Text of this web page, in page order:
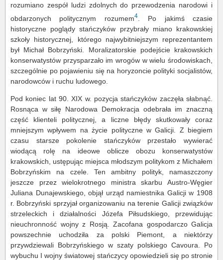
rozumiano zespół ludzi zdolnych do przewodzenia narodowi i
obdarzonych politycznym rozumem4. Po jakimś czasie
historyczne poglądy stańczyków przybrały miano krakowskiej
szkoły historycznej, którego najwybitniejszym reprezentantem
był Michał Bobrzyński. Moralizatorskie podejście krakowskich
konserwatystów przysparzało im wrogów w wielu środowiskach,
szczególnie po pojawieniu się na horyzoncie polityki socjalistów,
narodowców i ruchu ludowego.
Pod koniec lat 90. XIX w. pozycja stańczyków zaczęła słabnąć.
Rosnąca w siłę Narodowa Demokracja odebrała im znaczną
część klienteli politycznej, a liczne błędy skutkowały coraz
mniejszym wpływem na życie polityczne w Galicji. Z biegiem
czasu starsze pokolenie stańczyków przestało wywierać
wiodącą rolę na ideowe oblicze obozu konserwatystów
krakowskich, ustępując miejsca młodszym politykom z Michałem
Bobrzyńskim na czele. Ten ambitny polityk, namaszczony
jeszcze przez wielokrotnego ministra skarbu Austro-Węgier
Juliana Dunajewskiego, objął urząd namiestnika Galicji w 1908
r. Bobrzyński sprzyjał organizowaniu na terenie Galicji związków
strzeleckich i działalności Józefa Piłsudskiego, przewidując
nieuchronność wojny z Rosją. Zacofana gospodarczo Galicja
powszechnie uchodziła za polski Piemont, a niektórzy
przywdziewali Bobrzyńskiego w szaty polskiego Cavoura. Po
wybuchu I wojny światowej stańczycy opowiedzieli się po stronie